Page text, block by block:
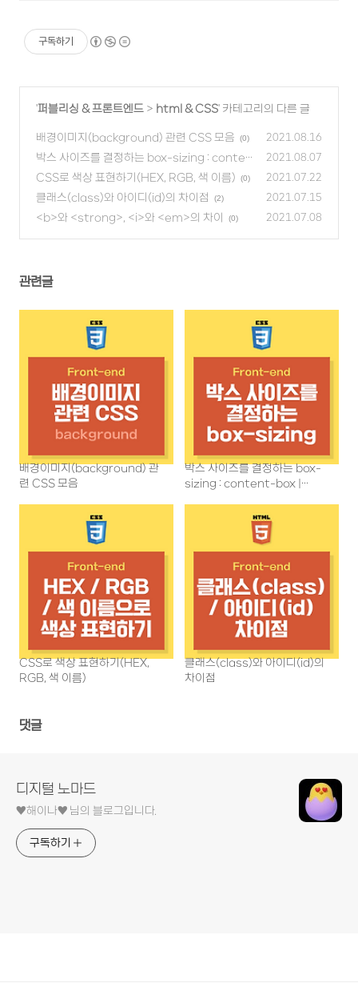
구독하기
'퍼블리싱 & 프론트엔드 > html & CSS' 카테고리의 다른 글
배경이미지(background) 관련 CSS 모음
(0) 2021.08.16
박스 사이즈를 결정하는 box-sizing : content
-box | border-box;
(0)
2021.08.07
CSS로 색상 표현하기(HEX, RGB, 색 이름) (0) 2021.07.22
클래스(class)와 아이디(id)의 차이점 (2) 2021.07.15
<b>와 <strong>, <i>와 <em>의 차이 (0) 2021.07.08
관련글
배경이미지(background) 관
련 CSS 모음
박스 사이즈를 결정하는 box-
sizing : content-box |
CSS로 색상 표현하기(HEX,
RGB, 색 이름)
클래스(class)와 아이디(id)의
차이점
댓글
디지털 노마드
♥︎해이나♥︎ 님의 블로그입니다.
구독하기